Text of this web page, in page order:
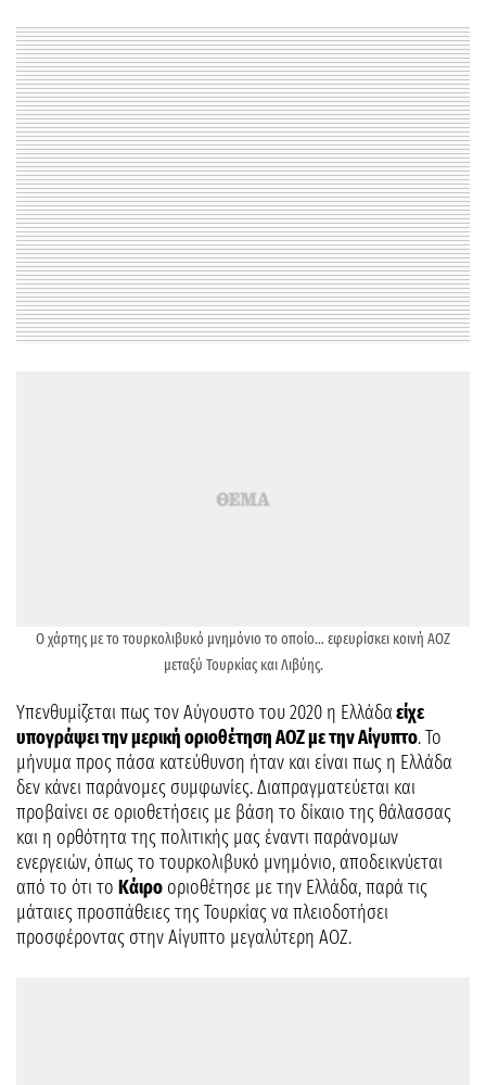
Ο χάρτης με το τουρκολιβυκό μνημόνιο το οποίο… εφευρίσκει κοινή ΑΟΖ
μεταξύ Τουρκίας και Λιβύης.
Υπενθυμίζεται πως τον Αύγουστο του 2020 η Ελλάδαείχε
υπογράψει την μερική οριοθέτηση ΑΟΖ με την Αίγυπτο. Το
μήνυμα προς πάσα κατεύθυνση ήταν και είναι πως η Ελλάδα
δεν κάνει παράνομες συμφωνίες. Διαπραγματεύεται και
προβαίνει σε οριοθετήσεις με βάση το δίκαιο της θάλασσας
και η ορθότητα της πολιτικής μας έναντι παράνομων
ενεργειών, όπως το τουρκολιβυκό μνημόνιο, αποδεικνύεται
από το ότι το Κάιρο οριοθέτησε με την Ελλάδα, παρά τις
μάταιες προσπάθειες της Τουρκίας να πλειοδοτήσει
προσφέροντας στην Αίγυπτο μεγαλύτερη ΑΟΖ.